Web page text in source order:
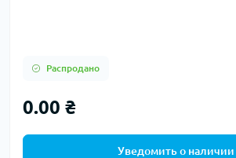
Распродано
0.00 ₴
Уведомить о наличии